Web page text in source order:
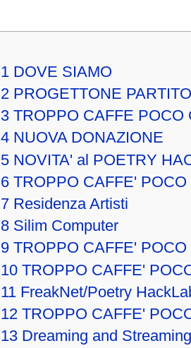
1 DOVE SIAMO
2 PROGETTONE
3 TROPPO CAFFE POCO
4 NUOVA DONAZIONE
5 NOVITA' al POETRY
6 TROPPO CAFFE'
7 Residenza Artisti
8 Silim Computer
9 TROPPO CAFFE'
10 TROPPO CAFFE'
11 FreakNet/Poetry
12 TROPPO CAFFE'
13 Dreaming and